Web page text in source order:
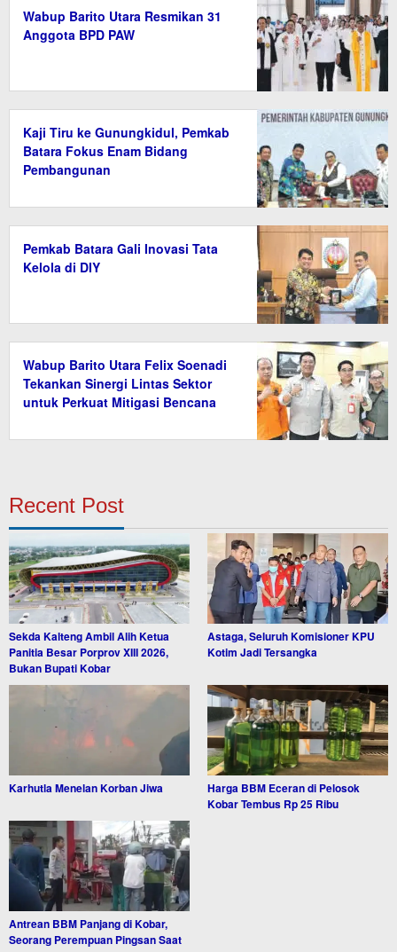
Wabup Barito Utara Resmikan 31
Anggota BPD PAW
Kaji Tiru ke Gunungkidul, Pemkab
Batara Fokus Enam Bidang
Pembangunan
Pemkab Batara Gali Inovasi Tata
Kelola di DIY
Wabup Barito Utara Felix Soenadi
Tekankan Sinergi Lintas Sektor
untuk Perkuat Mitigasi Bencana
Recent Post
Sekda Kalteng Ambil Alih Ketua
Panitia Besar Porprov XIII 2026,
Bukan Bupati Kobar
Astaga, Seluruh Komisioner KPU
Kotim Jadi Tersangka
Karhutla Menelan Korban Jiwa
Harga BBM Eceran di Pelosok
Kobar Tembus Rp 25 Ribu
Antrean BBM Panjang di Kobar,
Seorang Perempuan Pingsan Saat